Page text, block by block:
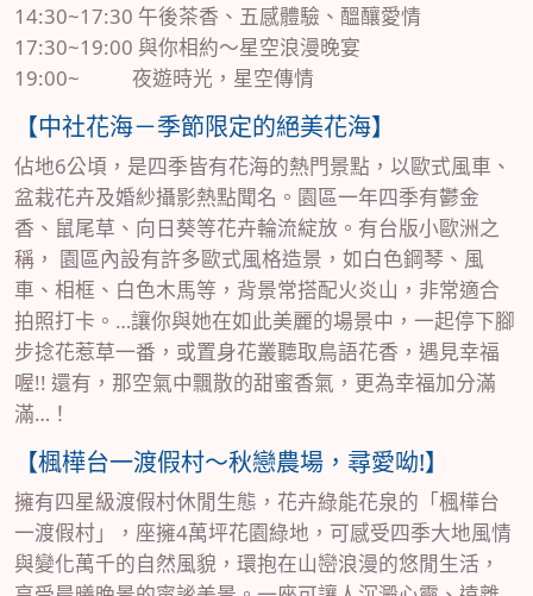
14:30~17:30 午後茶香、五感體驗、醞釀愛情
17:30~19:00 與你相約～星空浪漫晚宴
19:00~ 夜遊時光，星空傳情
【中社花海－季節限定的絕美花海】
佔地6公頃，是四季皆有花海的熱門景點，以歐式風車、
盆栽花卉及婚紗攝影熱點聞名。園區一年四季有鬱金
香、鼠尾草、向日葵等花卉輪流綻放。有台版小歐洲之
稱， 園區內設有許多歐式風格造景，如白色鋼琴、風
車、相框、白色木馬等，背景常搭配火炎山，非常適合
拍照打卡。…讓你與她在如此美麗的場景中，一起停下腳
步捻花惹草一番，或置身花叢聽取鳥語花香，遇見幸福
喔!! 還有，那空氣中飄散的甜蜜香氣，更為幸福加分滿
滿…！
【楓樺台一渡假村～秋戀農場，尋愛呦!】
擁有四星級渡假村休閒生態，花卉綠能花泉的「楓樺台
一渡假村」，座擁4萬坪花園綠地，可感受四季大地風情
與變化萬千的自然風貌，環抱在山巒浪漫的悠閒生活，